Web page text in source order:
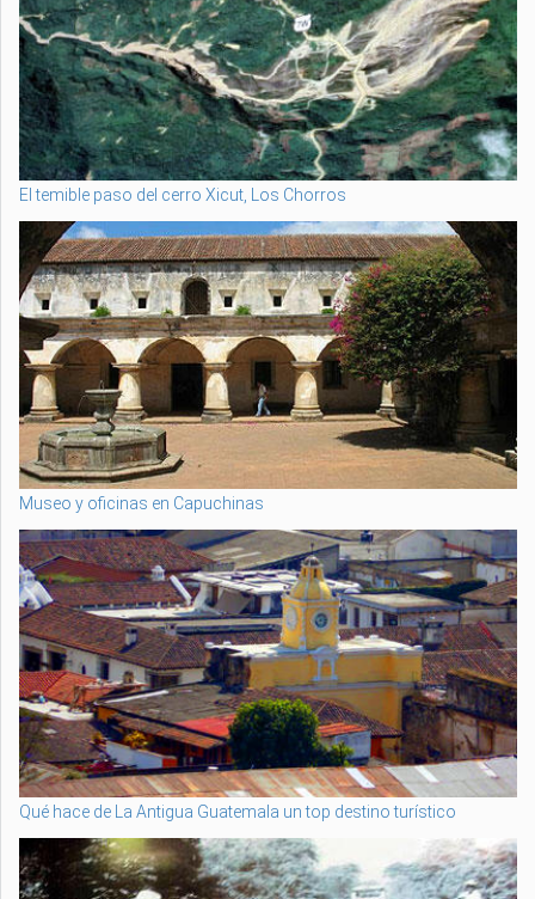
El temible paso del cerro Xicut, Los Chorros
Museo y oficinas en Capuchinas
Qué hace de La Antigua Guatemala un top destino turístico